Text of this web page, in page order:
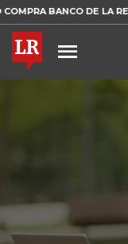
DE LA REPÚBLICA